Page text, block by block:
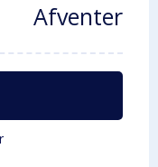
Afventer